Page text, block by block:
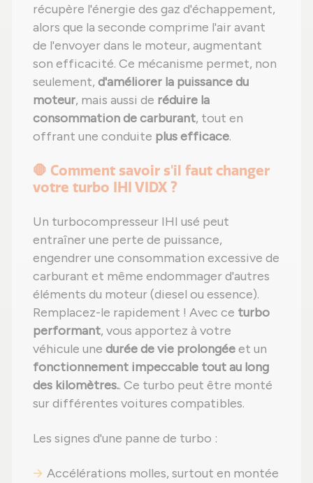
récupère l'énergie des gaz d'échappement,
alors que la seconde comprime l'air avant
de l'envoyer dans le moteur, augmentant
son efficacité. Ce mécanisme permet, non
seulement, d'améliorer la puissance du
moteur, mais aussi de réduire la
consommation de carburant, tout en
offrant une conduite plus efficace.
🛑 Comment savoir s'il faut changer
votre turbo IHI VIDX ?
Un turbocompresseur IHI usé peut
entraîner une perte de puissance,
engendrer une consommation excessive de
carburant et même endommager d'autres
éléments du moteur (diesel ou essence).
Remplacez-le rapidement ! Avec ce turbo
performant, vous apportez à votre
véhicule une durée de vie prolongéeet un
fonctionnement impeccable tout au long
des kilomètres.. Ce turbo peut être monté
sur différentes voitures compatibles.
Les signes d'une panne de turbo :
Accélérations molles, surtout en montée